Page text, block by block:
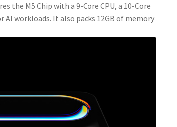
the M5 Chip with a 9-Core CPU, a 10-Core
AI workloads. It also packs 12GB of memory